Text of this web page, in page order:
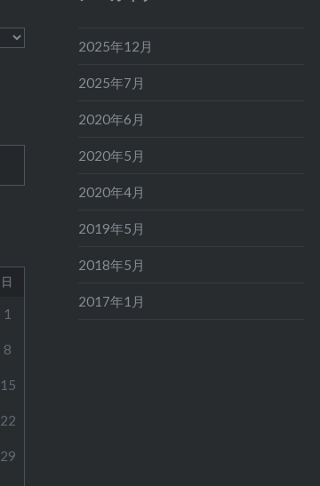
2025年12月
2025年7月
2020年6月
2020年5月
2020年4月
2019年5月
2018年5月
2017年1月
日
1
8
15
22
29